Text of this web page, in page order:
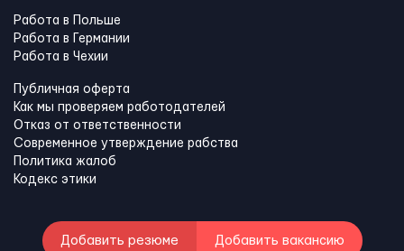
Работа в Польше
Работа в Германии
Работа в Чехии
Публичная оферта
Как мы проверяем работодателей
Отказ от ответственности
Современное утверждение рабства
Политика жалоб
Кодекс этики
Добавить резюме Добавить вакансию